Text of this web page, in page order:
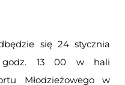
się 24 stycznia
godz. 13 00 w hali
Młodzieżowego w